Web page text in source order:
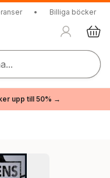
• Billiga böcker
upp till 50% →